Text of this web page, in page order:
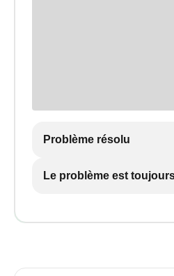
Problème résolu
Le problème est